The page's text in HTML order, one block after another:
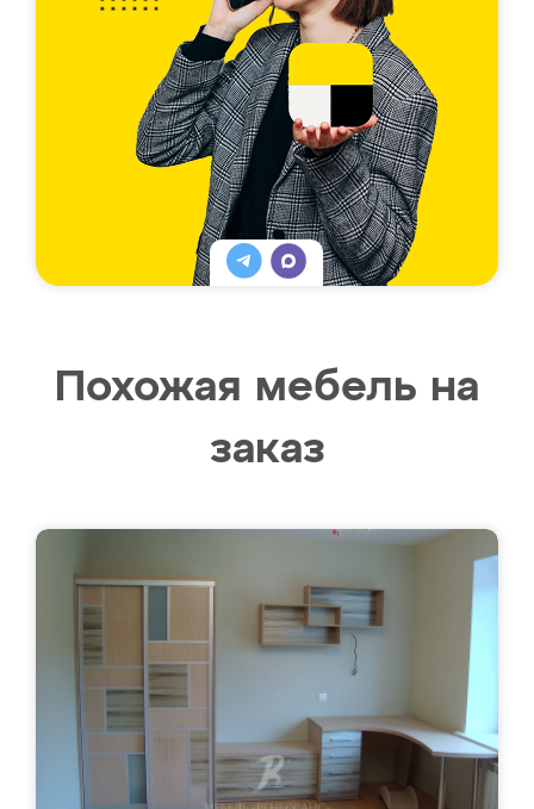
Похожая мебель на
заказ